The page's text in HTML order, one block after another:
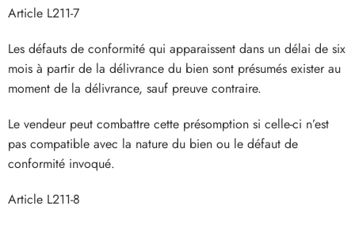
Article L211-7
Les défauts de conformité qui apparaissent dans un délai de six
mois à partir de la délivrance du bien sont présumés exister au
moment de la délivrance, sauf preuve contraire.
Le vendeur peut combattre cette présomption si celle-ci n’est
pas compatible avec la nature du bien ou le défaut de
conformité invoqué.
Article L211-8